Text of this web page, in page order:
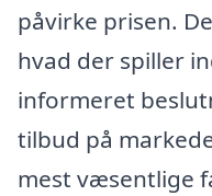
påvirke prisen.
hvad der spiller
informeret
tilbud på
mest væsentlige